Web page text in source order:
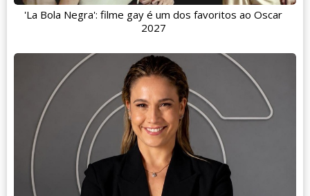
'La Bola Negra': filme gay é um dos favoritos ao Oscar
2027